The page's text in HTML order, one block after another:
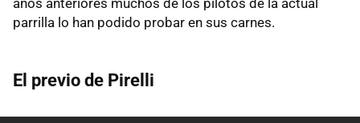
parrilla lo han podido probar en sus carnes.
El previo de Pirelli